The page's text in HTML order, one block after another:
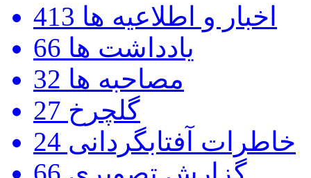
اخبار و اطلاعیه ها 413
یادداشت ها 66
مصاحبه ها 32
گلچرخ 27
خاطرات آفتابگردانی 24